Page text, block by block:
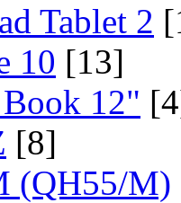
Tablet 2
10 [13]
12"
[8]
(QH55/M)